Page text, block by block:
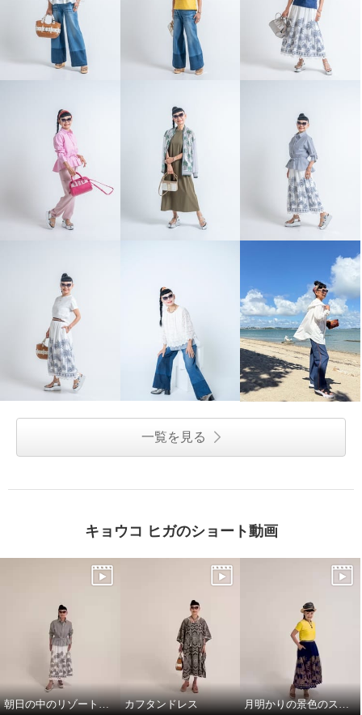
一覧を見る
キョウコ ヒガのショート動画
朝日の中のリゾート地の景色のスカートと、ドレスシャツ カフタンドレス 月明かりの景色のスカートで，リラックス!